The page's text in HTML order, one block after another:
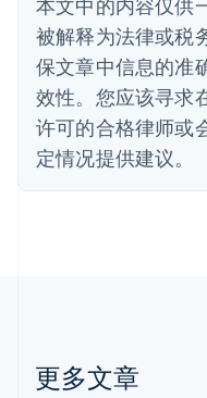
本文中的内容仅供
被解释为法律或税
保文章中信息的准
效性。您应该寻求
许可的合格律师或
定情况提供建议。
更多文章
德国
DeutschEnglish
法国
Français English
芬兰
EnglishSvenska
荷兰
NederlandsEnglish
加拿大
立陶宛
English